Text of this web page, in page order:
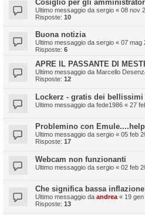
Cosiglio per gli
Ultimo messaggio da sergio « 08 nov
Risposte: 10
Buona notizia
Ultimo messaggio da sergio « 07 mag
Risposte: 6
APRE IL PASSANTE DI
Ultimo messaggio da Marcello
Risposte: 12
Lockerz - gratis dei bellissimi
Ultimo messaggio da fede1986 « 27
Problemino con
Ultimo messaggio da sergio « 05 feb
Risposte: 17
Webcam non funzionanti
Ultimo messaggio da sergio « 02 feb
Che significa bassa
Ultimo messaggio da andrea « 19
Risposte: 13